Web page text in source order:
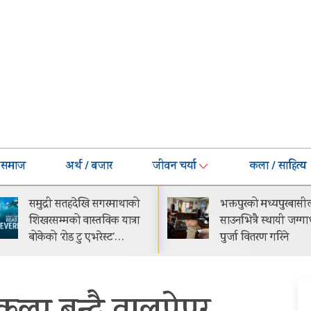
समाज अर्थ / बजार जीवन चर्या कला / साहित्य
भक्तपुरको मध्यपुरबासीलाई
साउनभित्रै स्थायी जग्गाधनी
पुर्जा वितरण गरिने
गीति एल्बम ‘जागृति’
काठमाडौंमा आयोजित
समारोहबीच लोकार्पण